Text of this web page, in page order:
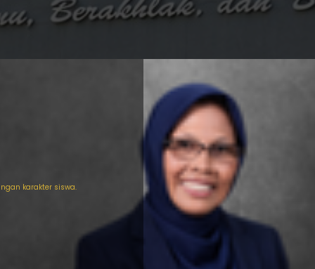
karakter siswa.